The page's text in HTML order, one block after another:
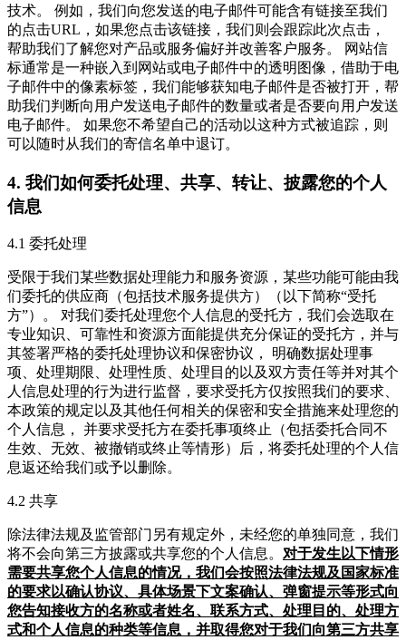
技术。 例如，我们向您发送的电子邮件可能含有链接至我们
的点击URL，如果您点击该链接，我们则会跟踪此次点击，
帮助我们了解您对产品或服务偏好并改善客户服务。 网站信
标通常是一种嵌入到网站或电子邮件中的透明图像，借助于电
子邮件中的像素标签，我们能够获知电子邮件是否被打开，帮
助我们判断向用户发送电子邮件的数量或者是否要向用户发送
电子邮件。 如果您不希望自己的活动以这种方式被追踪，则
可以随时从我们的寄信名单中退订。
4. 我们如何委托处理、共享、转让、披露您的个人
信息
4.1 委托处理
受限于我们某些数据处理能力和服务资源，某些功能可能由我
们委托的供应商（包括技术服务提供方）（以下简称“受托
方”）。 对我们委托处理您个人信息的受托方，我们会选取在
专业知识、可靠性和资源方面能提供充分保证的受托方，并与
其签署严格的委托处理协议和保密协议， 明确数据处理事
项、处理期限、处理性质、处理目的以及双方责任等并对其个
人信息处理的行为进行监督，要求受托方仅按照我们的要求、
本政策的规定以及其他任何相关的保密和安全措施来处理您的
个人信息， 并要求受托方在委托事项终止（包括委托合同不
生效、无效、被撤销或终止等情形）后，将委托处理的个人信
息返还给我们或予以删除。
4.2 共享
除法律法规及监管部门另有规定外，未经您的单独同意，我们
将不会向第三方披露或共享您的个人信息。 对于发生以下情形
需要共享您个人信息的情况，我们会按照法律法规及国家标准
的要求以确认协议、具体场景下文案确认、弹窗提示等形式向
您告知接收方的名称或者姓名、联系方式、处理目的、处理方
式和个人信息的种类等信息，并取得您对于我们向第三方共享